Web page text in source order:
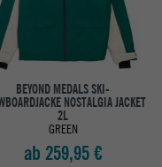
BEYOND MEDALS SKI-
NOSTALGIA JACKET
2L
GREEN
ab 259,95 €